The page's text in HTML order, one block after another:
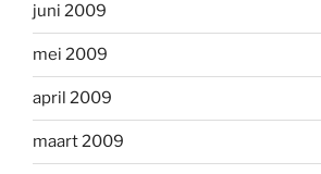
juni 2009
mei 2009
april 2009
maart 2009